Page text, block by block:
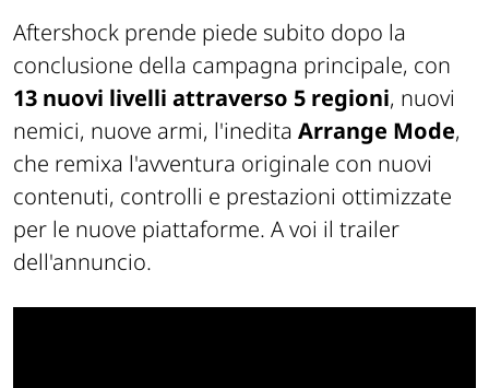
Aftershock prende piede subito dopo la
conclusione della campagna principale, con
13 nuovi livelli attraverso 5 regioni, nuovi
nemici, nuove armi, l'inedita Arrange Mode,
che remixa l'avventura originale con nuovi
contenuti, controlli e prestazioni ottimizzate
per le nuove piattaforme. A voi il trailer
dell'annuncio.